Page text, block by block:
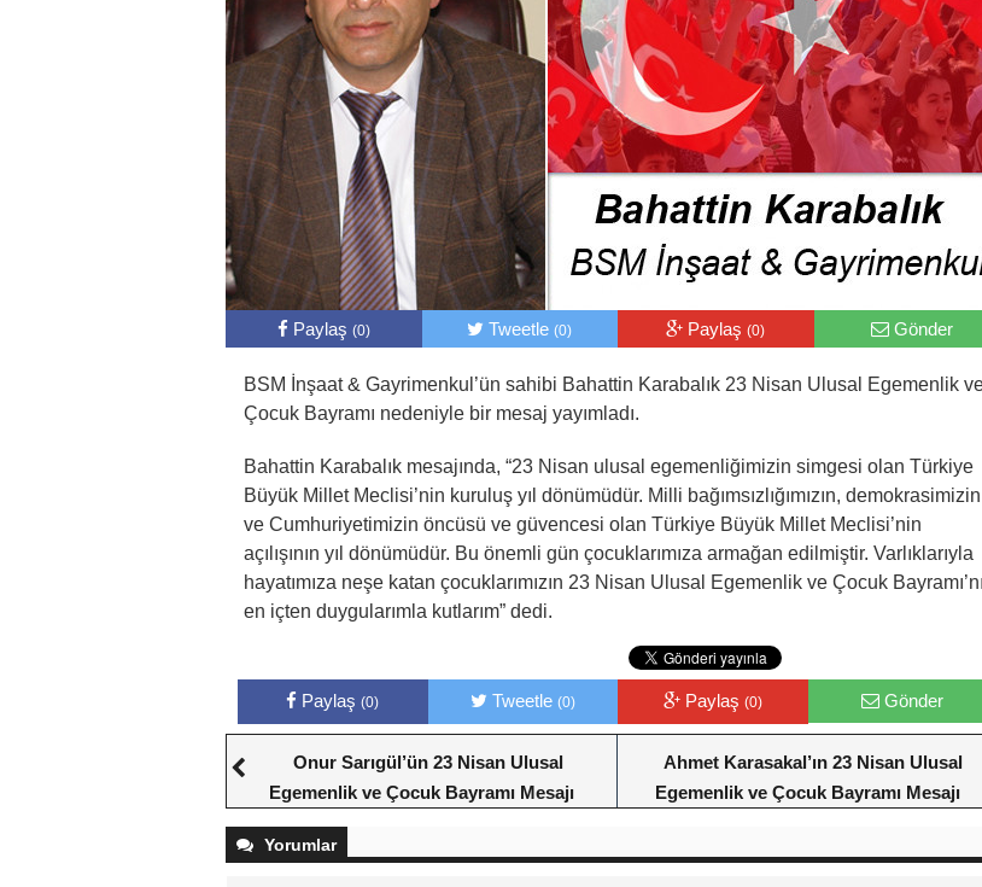
Paylaş (0) Tweetle(0) Paylaş(0) Gönder
BSM İnşaat & Gayrimenkul’ün sahibi Bahattin Karabalık 23 Nisan Ulusal Egemenlik
Çocuk Bayramı nedeniyle bir mesaj yayımladı.
Bahattin Karabalık mesajında, “23 Nisan ulusal egemenliğimizin simgesi olan Türkiye
Büyük Millet Meclisi’nin kuruluş yıl dönümüdür. Milli bağımsızlığımızın, demokrasimizin
ve Cumhuriyetimizin öncüsü ve güvencesi olan Türkiye Büyük Millet Meclisi’nin
açılışının yıl dönümüdür. Bu önemli gün çocuklarımıza armağan edilmiştir. Varlıklarıyla
hayatımıza neşe katan çocuklarımızın 23 Nisan Ulusal Egemenlik ve Çocuk Bayramı’nı
en içten duygularımla kutlarım” dedi.
Paylaş(0) Tweetle (0) Paylaş (0) Gönder
Onur Sarıgül’ün 23 Nisan Ulusal
Egemenlik ve Çocuk Bayramı Mesajı
Ahmet Karasakal’ın 23 Nisan Ulusal
Egemenlik ve Çocuk Bayramı Mesajı
Yorumlar